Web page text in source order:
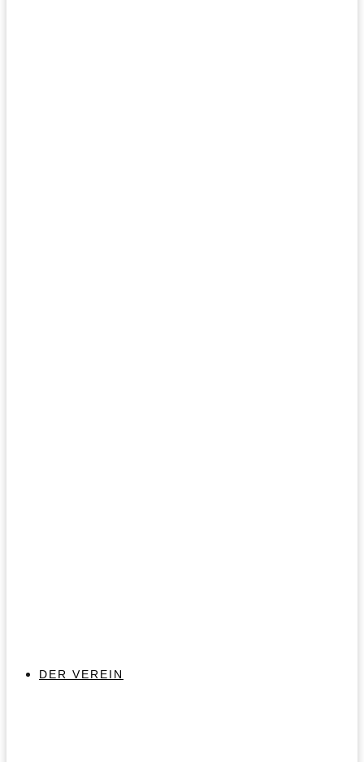
DER VEREIN